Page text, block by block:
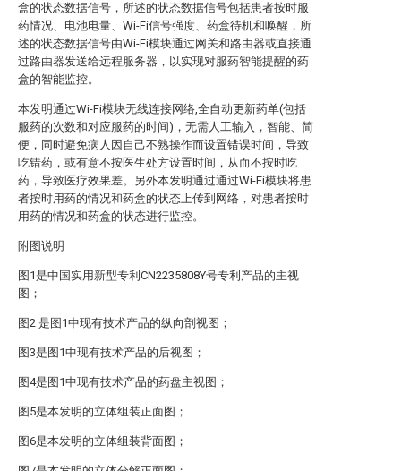
盒的状态数据信号，所述的状态数据信号包括患者按时服
药情况、电池电量、Wi-Fi信号强度、药盒待机和唤醒，所
述的状态数据信号由Wi-Fi模块通过网关和路由器或直接通
过路由器发送给远程服务器，以实现对服药智能提醒的药
盒的智能监控。
本发明通过Wi-Fi模块无线连接网络,全自动更新药单(包括
服药的次数和对应服药的时间)，无需人工输入，智能、简
便，同时避免病人因自己不熟操作而设置错误时间，导致
吃错药，或有意不按医生处方设置时间，从而不按时吃
药，导致医疗效果差。另外本发明通过通过Wi-Fi模块将患
者按时用药的情况和药盒的状态上传到网络，对患者按时
用药的情况和药盒的状态进行监控。
附图说明
图1是中国实用新型专利CN2235808Y号专利产品的主视
图；
图2 是图1中现有技术产品的纵向剖视图；
图3是图1中现有技术产品的后视图；
图4是图1中现有技术产品的药盘主视图；
图5是本发明的立体组装正面图；
图6是本发明的立体组装背面图；